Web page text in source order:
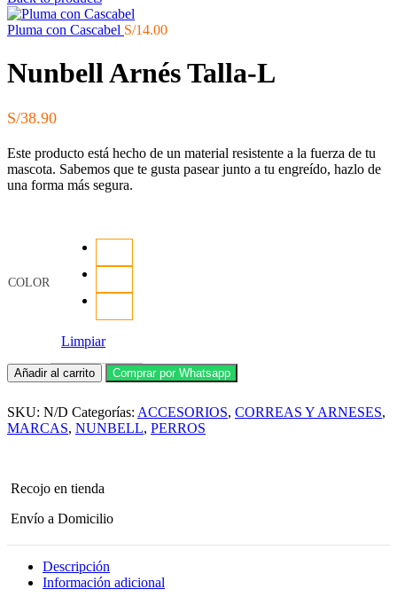
hasta
S/44.00
Pluma con Cascabel S/14.00
Nunbell Arnés Talla-L
S/38.90
Este producto está hecho de un material resistente a la fuerza de tu
mascota. Sabemos que te gusta pasear junto a tu engreído, hazlo de
una forma más segura.
COLOR
Limpiar
Nunbell
Arnés
L
cantidad
Añadir al carrito Comprar por Whatsapp
SKU: N/D Categorías: ACCESORIOS, CORREAS Y ARNESES,
MARCAS, NUNBELL, PERROS
Recojo en tienda
Envío a Domicilio
Descripción
Información adicional